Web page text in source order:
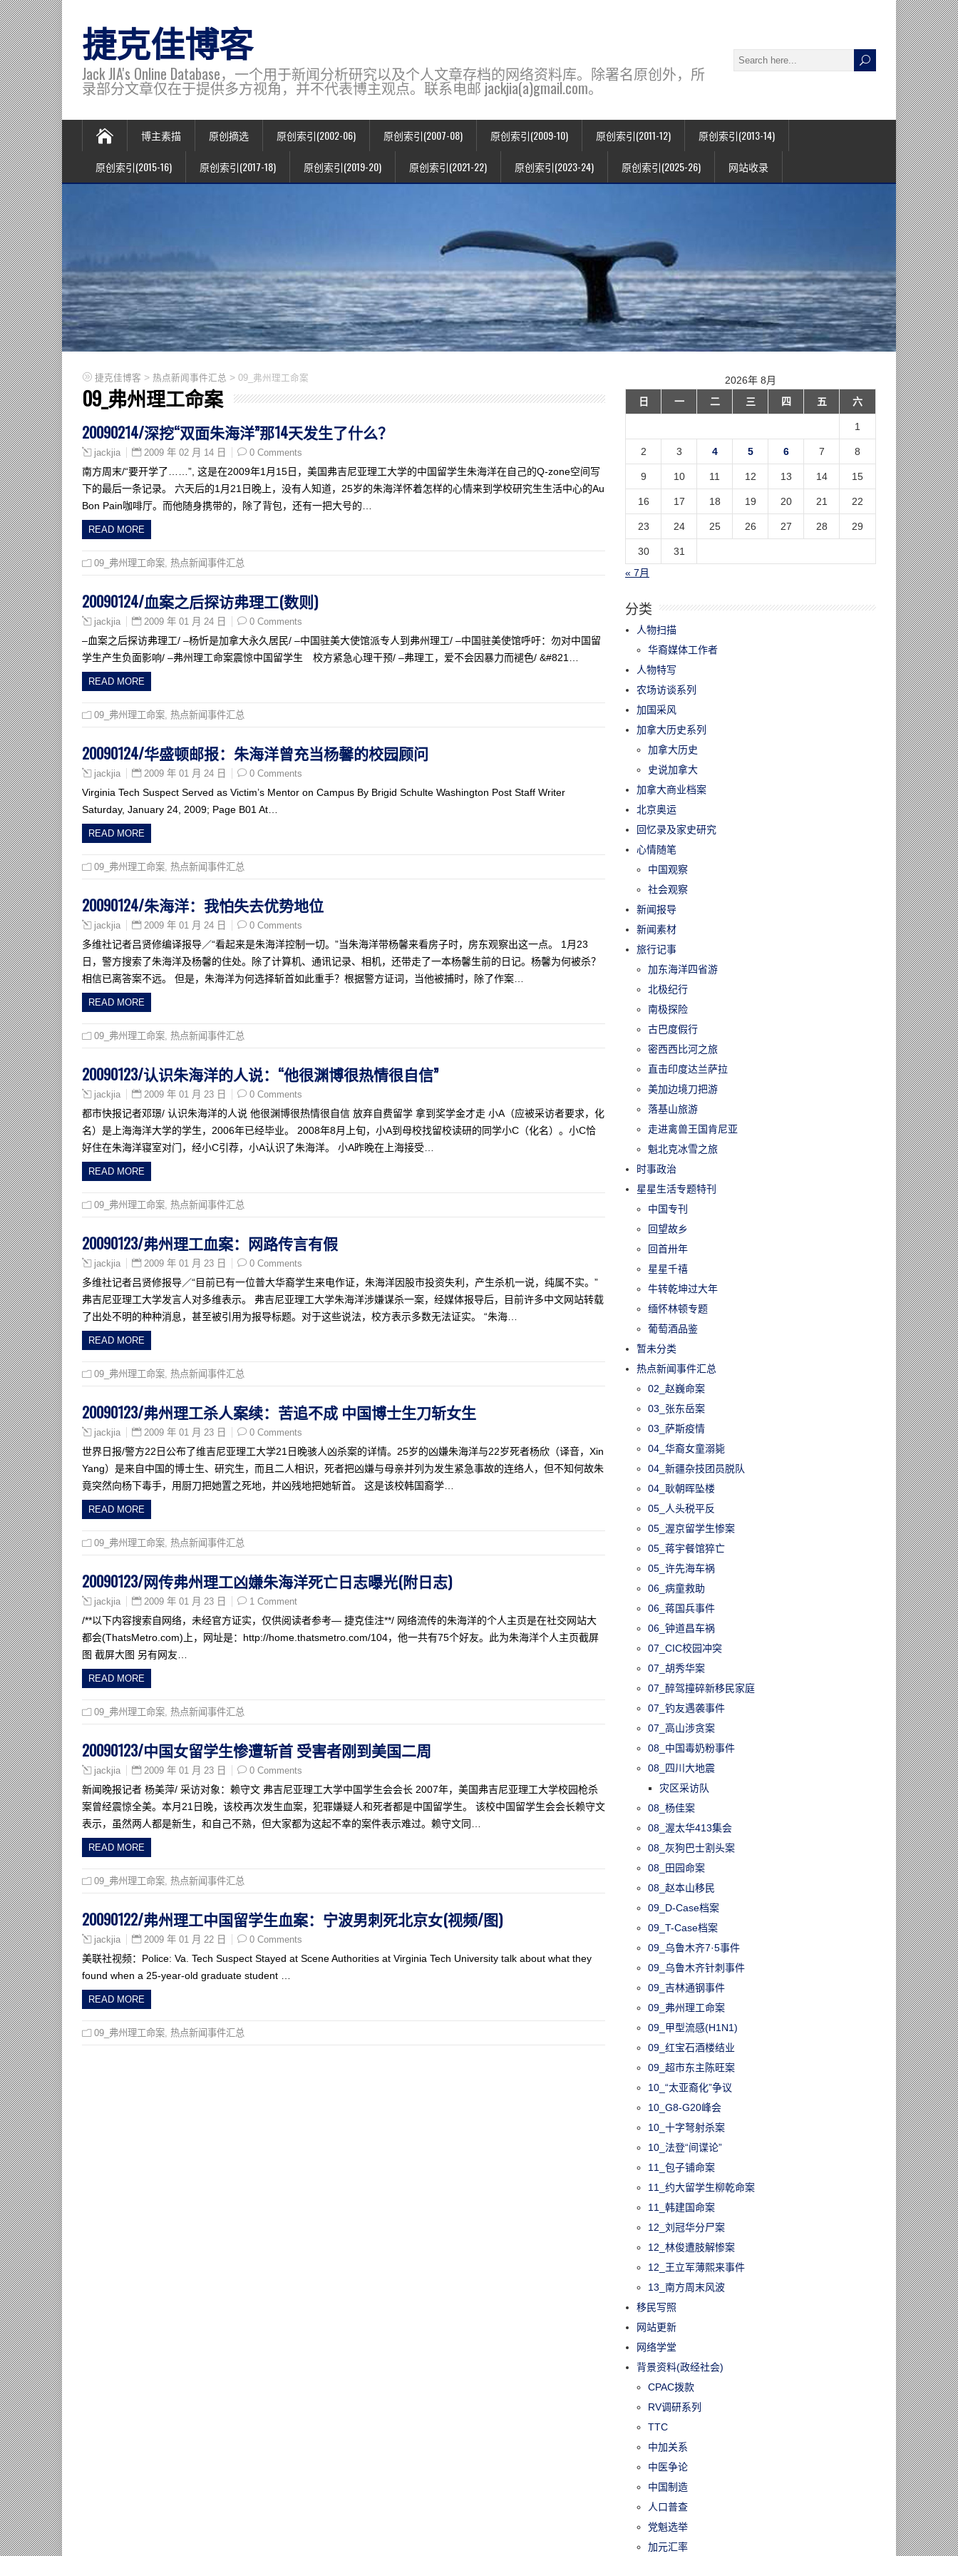
捷克佳博客
Jack JIA's Online Database，一个用于新闻分析研究以及个人文章存档的网络资料库。除署名原创外，所
录部分文章仅在于提供多方视角，并不代表博主观点。联系电邮 jackjia(a)gmail.com。
博主素描 原创摘选 原创索引(2002-06) 原创索引(2007-08) 原创索引(2009-10) 原创索引(2011-12) 原创索引(2013-14)
原创索引(2015-16) 原创索引(2017-18) 原创索引(2019-20) 原创索引(2021-22) 原创索引(2023-24) 原创索引(2025-26) 网站收录
捷克佳博客 > 热点新闻事件汇总 > 09_弗州理工命案
09_弗州理工命案
20090214/深挖“双面朱海洋”那14天发生了什么？
jackjia 2009 年 02 月 14 日 0 Comments
南方周末/“要开学了……”, 这是在2009年1月15日，美国弗吉尼亚理工大学的中国留学生朱海洋在自己的Q-zone空间写
下的最后一条记录。 六天后的1月21日晚上，没有人知道，25岁的朱海洋怀着怎样的心情来到学校研究生生活中心的Au
Bon Pain咖啡厅。而他随身携带的，除了背包，还有一把大号的…
READ MORE
09_弗州理工命案 热点新闻事件汇总
20090124/血案之后探访弗理工(数则)
jackjia 2009 年 01 月 24 日 0 Comments
–血案之后探访弗理工/ –杨忻是加拿大永久居民/ –中国驻美大使馆派专人到弗州理工/ –中国驻美使馆呼吁：勿对中国留
学生产生负面影响/ –弗州理工命案震惊中国留学生 校方紧急心理干预/ –弗理工，爱不会因暴力而褪色/ &#821…
READ MORE
09_弗州理工命案 热点新闻事件汇总
20090124/华盛顿邮报：朱海洋曾充当杨馨的校园顾问
jackjia 2009 年 01 月 24 日 0 Comments
Virginia Tech Suspect Served as Victim’s Mentor on Campus By Brigid Schulte Washington Post Staff Writer
Saturday, January 24, 2009; Page B01 At…
READ MORE
09_弗州理工命案 热点新闻事件汇总
20090124/朱海洋：我怕失去优势地位
jackjia 2009 年 01 月 24 日 0 Comments
多维社记者吕贤修编译报导／“看起来是朱海洋控制一切。”当朱海洋带杨馨来看房子时，房东观察出这一点。 1月23
日，警方搜索了朱海洋及杨馨的住处。除了计算机、通讯记录、相机，还带走了一本杨馨生前的日记。杨馨为何被杀？
相信已离答案不远。 但是，朱海洋为何选择斩首如此重手？根据警方证词，当他被捕时，除了作案…
READ MORE
09_弗州理工命案 热点新闻事件汇总
20090123/认识朱海洋的人说：“他很渊博很热情很自信”
jackjia 2009 年 01 月 23 日 0 Comments
都市快报记者邓璟/ 认识朱海洋的人说 他很渊博很热情很自信 放弃自费留学 拿到奖学金才走 小A（应被采访者要求，化
名）是上海海洋大学的学生，2006年已经毕业。 2008年8月上旬，小A到母校找留校读研的同学小C（化名）。小C恰
好住在朱海洋寝室对门，经小C引荐，小A认识了朱海洋。 小A昨晚在上海接受…
READ MORE
09_弗州理工命案 热点新闻事件汇总
20090123/弗州理工血案：网路传言有假
jackjia 2009 年 01 月 23 日 0 Comments
多维社记者吕贤修报导／“目前已有一位普大华裔学生来电作证，朱海洋因股市投资失利，产生杀机一说，纯属不实。”
弗吉尼亚理工大学发言人对多维表示。 弗吉尼亚理工大学朱海洋涉嫌谋杀一案，经媒体报导后，目前许多中文网站转载
了出处不明的种种消息，甚至被引用为报导标题。对于这些说法，校方表示多数无法证实。 “朱海…
READ MORE
09_弗州理工命案 热点新闻事件汇总
20090123/弗州理工杀人案续：苦追不成 中国博士生刀斩女生
jackjia 2009 年 01 月 23 日 0 Comments
世界日报/警方22日公布了维吉尼亚理工大学21日晚骇人凶杀案的详情。25岁的凶嫌朱海洋与22岁死者杨欣（译音，Xin
Yang）是来自中国的博士生、研究生，而且二人相识，死者把凶嫌与母亲并列为发生紧急事故的连络人，但不知何故朱
竟突然向杨下毒手，用厨刀把她置之死地，并凶残地把她斩首。 这是该校韩国裔学…
READ MORE
09_弗州理工命案 热点新闻事件汇总
20090123/网传弗州理工凶嫌朱海洋死亡日志曝光(附日志)
jackjia 2009 年 01 月 23 日 1 Comment
/**以下内容搜索自网络，未经官方证实，仅供阅读者参考— 捷克佳注**/ 网络流传的朱海洋的个人主页是在社交网站大
都会(ThatsMetro.com)上，网址是：http://home.thatsmetro.com/104，他一共有75个好友。此为朱海洋个人主页截屏
图 截屏大图 另有网友…
READ MORE
09_弗州理工命案 热点新闻事件汇总
20090123/中国女留学生惨遭斩首 受害者刚到美国二周
jackjia 2009 年 01 月 23 日 0 Comments
新闻晚报记者 杨美萍/ 采访对象：赖守文 弗吉尼亚理工大学中国学生会会长 2007年，美国弗吉尼亚理工大学校园枪杀
案曾经震惊全美。本月21日晚，该校再次发生血案，犯罪嫌疑人和死者都是中国留学生。 该校中国留学生会会长赖守文
表示，虽然两人都是新生，和自己不熟，但大家都为这起不幸的案件表示难过。赖守文同…
READ MORE
09_弗州理工命案 热点新闻事件汇总
20090122/弗州理工中国留学生血案：宁波男刺死北京女(视频/图)
jackjia 2009 年 01 月 22 日 0 Comments
美联社视频：Police: Va. Tech Suspect Stayed at Scene Authorities at Virginia Tech University talk about what they
found when a 25-year-old graduate student …
READ MORE
09_弗州理工命案 热点新闻事件汇总
2026年 8月
日
一 二 三 四 五 六
1
2 3 4 5 6 7 8
9 10 11 12 13 14 15
16 17 18 19 20 21 22
23 24 25 26 27 28 29
30
31
« 7月
分类
人物扫描
华裔媒体工作者
人物特写
农场访谈系列
加国采风
加拿大历史系列
加拿大历史
史说加拿大
加拿大商业档案
北京奥运
回忆录及家史研究
心情随笔
中国观察
社会观察
新闻报导
新闻素材
旅行记事
加东海洋四省游
北极纪行
南极探险
古巴度假行
密西西比河之旅
直击印度达兰萨拉
美加边境刀把游
落基山旅游
走进禽兽王国肯尼亚
魁北克冰雪之旅
时事政治
星星生活专题特刊
中国专刊
回望故乡
回首卅年
星星千禧
牛转乾坤过大年
缅怀林顿专题
葡萄酒品鉴
暂未分类
热点新闻事件汇总
02_赵巍命案
03_张东岳案
03_萨斯疫情
04_华裔女童溺毙
04_新疆杂技团员脱队
04_耿朝晖坠楼
05_人头税平反
05_渥京留学生惨案
05_蒋宇餐馆猝亡
05_许先海车祸
06_病童救助
06_蒋国兵事件
06_钟道昌车祸
07_CIC校园冲突
07_胡秀华案
07_醉驾撞碎新移民家庭
07_钓友遇袭事件
07_高山涉贪案
08_中国毒奶粉事件
08_四川大地震
灾区采访队
08_杨佳案
08_渥太华413集会
08_灰狗巴士割头案
08_田园命案
08_赵本山移民
09_D-Case档案
09_T-Case档案
09_乌鲁木齐7·5事件
09_乌鲁木齐针刺事件
09_吉林通钢事件
09_弗州理工命案
09_甲型流感(H1N1)
09_红宝石酒楼结业
09_超市东主陈旺案
10_“太亚裔化”争议
10_G8-G20峰会
10_十字弩射杀案
10_法登“间谍论”
11_包子铺命案
11_约大留学生柳乾命案
11_韩建国命案
12_刘冠华分尸案
12_林俊遭肢解惨案
12_王立军薄熙来事件
13_南方周末风波
移民写照
网站更新
网络学堂
背景资料(政经社会)
CPAC拨款
RV调研系列
TTC
中加关系
中医争论
中国制造
人口普查
党魁选举
加元汇率